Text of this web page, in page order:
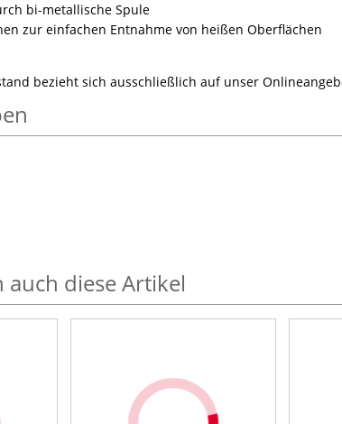
bi-metallische Spule
zur einfachen Entnahme von heißen Oberflächen
bezieht sich ausschließlich auf unser
diese Artikel